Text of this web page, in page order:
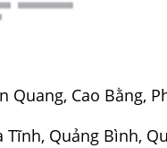
Quang, Cao Bằng,
Quảng Bình,